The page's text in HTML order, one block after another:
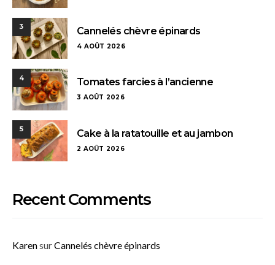
3 Cannelés chèvre épinards
4 AOÛT 2026
4 Tomates farcies à l’ancienne
3 AOÛT 2026
5 Cake à la ratatouille et au jambon
2 AOÛT 2026
Recent Comments
KarensurCannelés chèvre épinards